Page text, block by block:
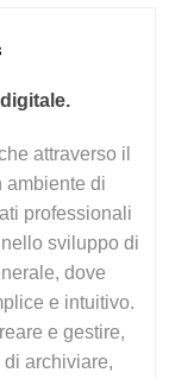
attraverso il
ambiente di
professionali
sviluppo di
dove
e intuitivo.
e gestire,
archiviare,